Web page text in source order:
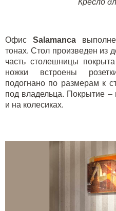
Кресло
Офис Salamanca
тонах. Стол произведен из
часть столешницы
ножки встроены
подогнано по размерам к
под владельца. Покрытие –
и на колесиках.